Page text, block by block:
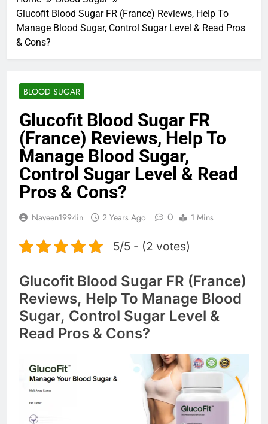
Glucofit Blood Sugar FR (France) Reviews, Help To
Manage Blood Sugar, Control Sugar Level & Read Pros
& Cons?
BLOOD SUGAR
Glucofit Blood Sugar FR
(France) Reviews, Help To
Manage Blood Sugar,
Control Sugar Level & Read
Pros & Cons?
Naveen1994in 2 Years Ago 0 1 Mins
5/5 - (2 votes)
Glucofit Blood Sugar FR (France)
Reviews, Help To Manage Blood
Sugar, Control Sugar Level &
Read Pros & Cons?